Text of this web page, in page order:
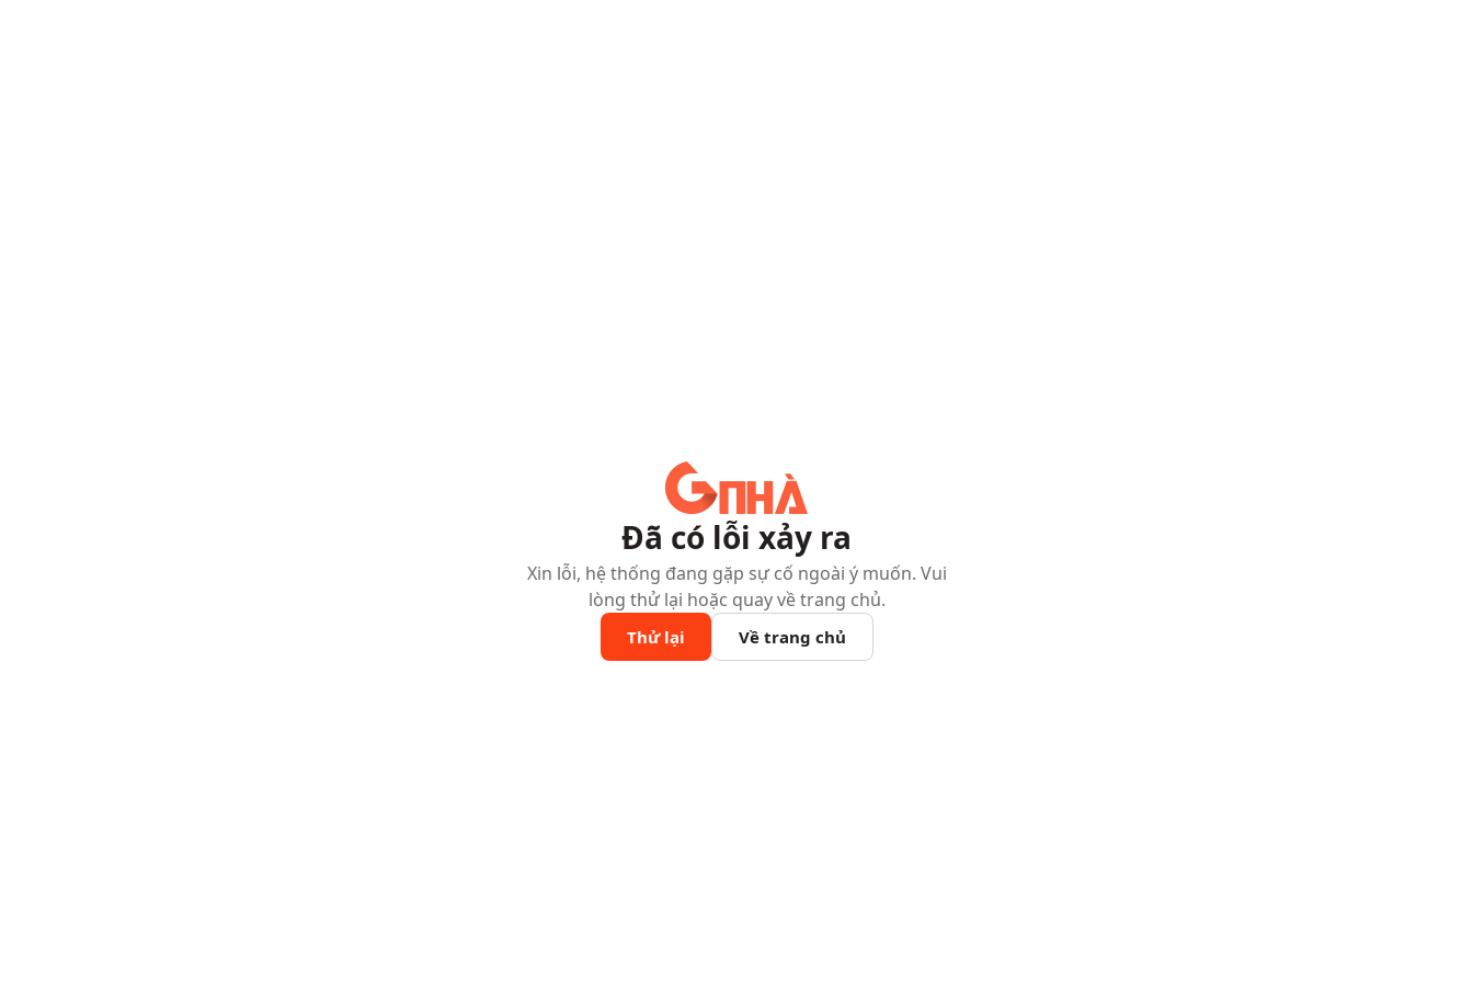
Đã có lỗi xảy ra
Xin lỗi, hệ thống đang gặp sự cố ngoài ý muốn. Vui
lòng thử lại hoặc quay về trang chủ.
Thử lại Về trang chủ